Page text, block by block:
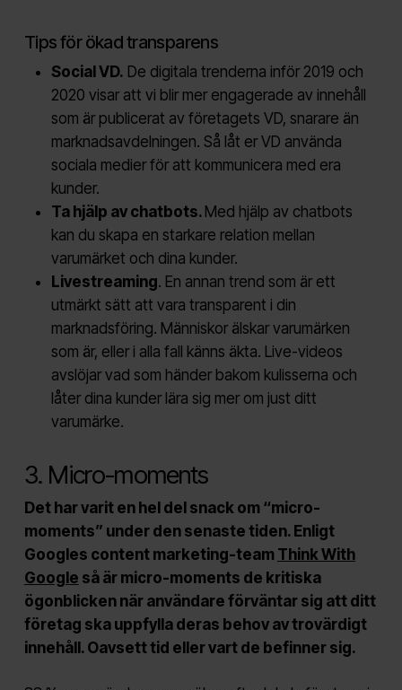
Tips för ökad transparens
Social VD. De digitala trenderna inför 2019 och
2020 visar att vi blir mer engagerade av innehåll
som är publicerat av företagets VD, snarare än
marknadsavdelningen. Så låt er VD använda
sociala medier för att kommunicera med era
kunder.
Ta hjälp av chatbots. Med hjälp av chatbots
kan du skapa en starkare relation mellan
varumärket och dina kunder.
Livestreaming. En annan trend som är ett
utmärkt sätt att vara transparent i din
marknadsföring. Människor älskar varumärken
som är, eller i alla fall känns äkta. Live-videos
avslöjar vad som händer bakom kulisserna och
låter dina kunder lära sig mer om just ditt
varumärke.
3. Micro-moments
Det har varit en hel del snack om “micro-
moments” under den senaste tiden. Enligt
Googles content marketing-team Think With
Google så är micro-moments de kritiska
ögonblicken när användare förväntar sig att ditt
företag ska uppfylla deras behov av trovärdigt
innehåll. Oavsett tid eller vart de befinner sig.